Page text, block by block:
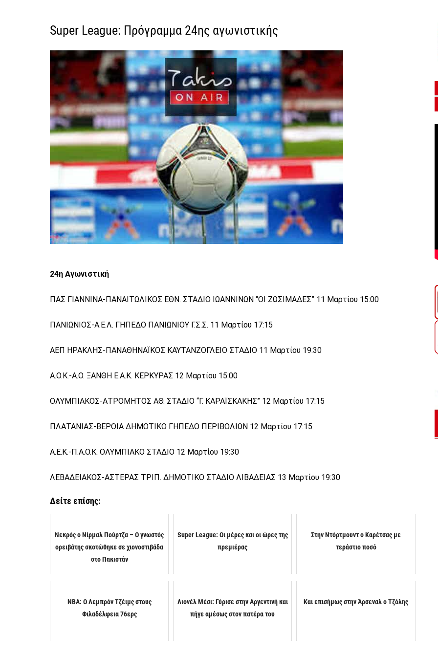
Super League: Πρόγραμμα 24ης αγωνιστικής
24η Αγωνιστική
ΠΑΣ ΓΙΑΝΝΙΝΑ-ΠΑΝΑΙΤΩΛΙΚΟΣ ΕΘΝ. ΣΤΑΔΙΟ ΙΩΑΝΝΙΝΩΝ “ΟΙ ΖΩΣΙΜΑΔΕΣ” 11 Μαρτίου 15:00
ΠΑΝΙΩΝΙΟΣ-Α.Ε.Λ. ΓΗΠΕΔΟ ΠΑΝΙΩΝΙΟΥ Γ.Σ.Σ. 11 Μαρτίου 17:15
ΑΕΠ ΗΡΑΚΛΗΣ-ΠΑΝΑΘΗΝΑΪΚΟΣ ΚΑΥΤΑΝΖΟΓΛΕΙΟ ΣΤΑΔΙΟ 11 Μαρτίου 19:30
Α.Ο.Κ.-Α.Ο. ΞΑΝΘΗ E.A.K. KΕΡΚΥΡΑΣ 12 Μαρτίου 15:00
ΟΛΥΜΠΙΑΚΟΣ-ΑΤΡΟΜΗΤΟΣ ΑΘ. ΣΤΑΔΙΟ “Γ. ΚΑΡΑΪΣΚΑΚΗΣ” 12 Μαρτίου 17:15
ΠΛΑΤΑΝΙΑΣ-ΒΕΡΟΙΑ ΔΗΜΟΤΙΚΟ ΓΗΠΕΔΟ ΠΕΡΙΒΟΛΙΩΝ 12 Μαρτίου 17:15
A.E.K.-Π.Α.Ο.Κ. ΟΛΥΜΠΙΑΚΟ ΣΤΑΔΙΟ 12 Μαρτίου 19:30
ΛΕΒΑΔΕΙΑΚΟΣ-ΑΣΤΕΡΑΣ ΤΡΙΠ. ΔΗΜΟΤΙΚΟ ΣΤΑΔΙΟ ΛΙΒΑΔΕΙΑΣ 13 Μαρτίου 19:30
Δείτε επίσης:
Νεκρός ο Νίρμαλ Πούρτζα – Ο γνωστός
ορειβάτης σκοτώθηκε σε χιονοστιβάδα
στο Πακιστάν
Super League: Οι μέρες και οι ώρες της
πρεμιέρας
Στην Ντόρτμουντ ο Καρέτσας με
τεράστιο ποσό
NBA: Ο Λεμπρόν Τζέιμς στους
Φιλαδέλφεια 76ερς
Λιονέλ Μέσι: Γύρισε στην Αργεντινή και
πήγε αμέσως στον πατέρα του
Και επισήμως στην Άρσεναλ ο Τζόλης